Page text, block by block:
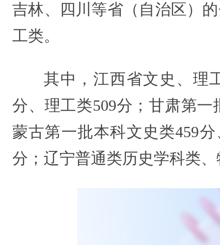
吉林、四川等省（自治区）
工类。
其中，江西省文史、理
分、理工类509分；甘肃第
蒙古第一批本科文史类459
分；辽宁普通类历史学科类